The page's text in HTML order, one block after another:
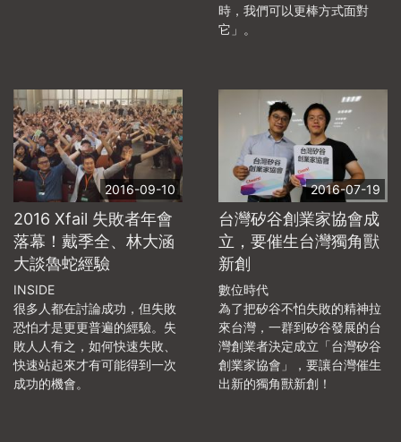
時，我們可以更棒方式面對
它」。
2016-09-10
2016 Xfail 失敗者年會
落幕！戴季全、林大涵
大談魯蛇經驗
INSIDE
很多人都在討論成功，但失敗
恐怕才是更更普遍的經驗。失
敗人人有之，如何快速失敗、
快速站起來才有可能得到一次
成功的機會。
2016-07-19
台灣矽谷創業家協會成
立，要催生台灣獨角獸
新創
數位時代
為了把矽谷不怕失敗的精神拉
來台灣，一群到矽谷發展的台
灣創業者決定成立「台灣矽谷
創業家協會」，要讓台灣催生
出新的獨角獸新創！